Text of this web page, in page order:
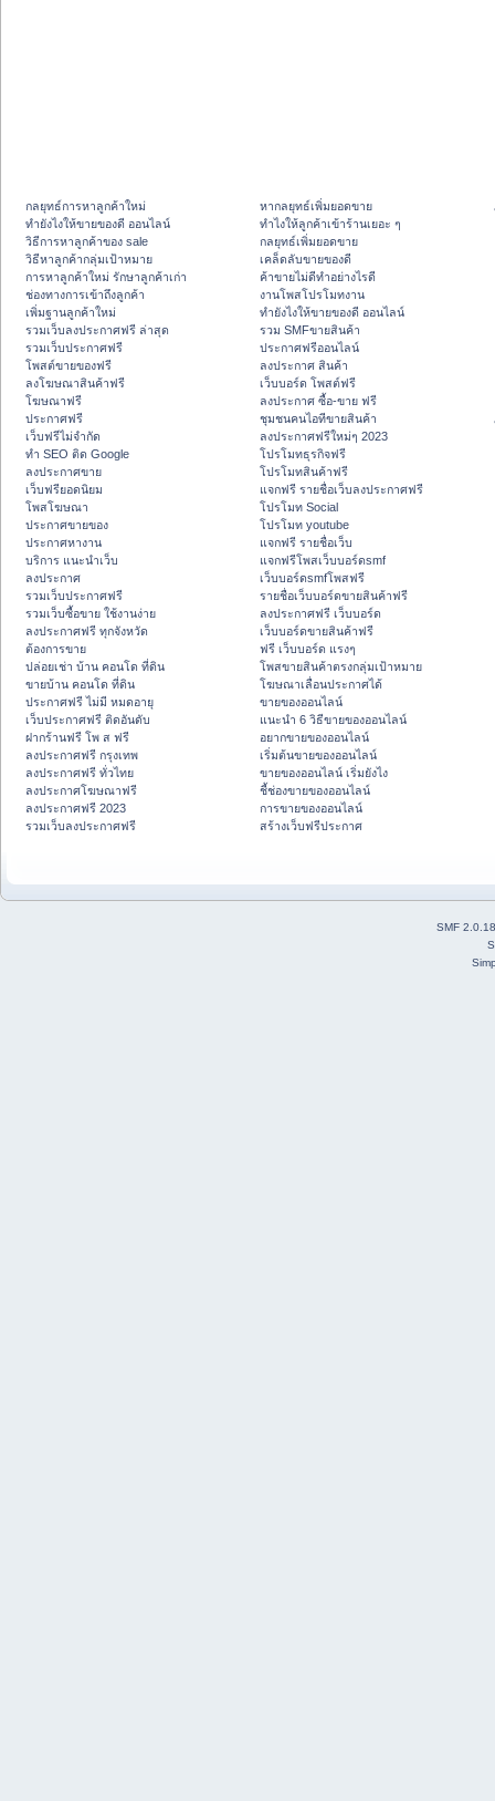
กลยุทธ์การหาลูกค้าใหม่
ทํายังไงให้ขายของดี ออนไลน์
วิธีการหาลูกค้าของ sale
วิธีหาลูกค้ากลุ่มเป้าหมาย
การหาลูกค้าใหม่ รักษาลูกค้าเก่า
ช่องทางการเข้าถึงลูกค้า
เพิ่มฐานลูกค้าใหม่
รวมเว็บลงประกาศฟรี ล่าสุด
รวมเว็บประกาศฟรี
โพสต์ขายของฟรี
ลงโฆษณาสินค้าฟรี
โฆษณาฟรี
ประกาศฟรี
เว็บฟรีไม่จำกัด
ทำ SEO ติด Google
ลงประกาศขาย
เว็บฟรียอดนิยม
โพสโฆษณา
ประกาศขายของ
ประกาศหางาน
บริการ แนะนำเว็บ
ลงประกาศ
รวมเว็บประกาศฟรี
รวมเว็บซื้อขาย ใช้งานง่าย
ลงประกาศฟรี ทุกจังหวัด
ต้องการขาย
ปล่อยเช่า บ้าน คอนโด ที่ดิน
ขายบ้าน คอนโด ที่ดิน
ประกาศฟรี ไม่มี หมดอายุ
เว็บประกาศฟรี ติดอันดับ
ฝากร้านฟรี โพ ส ฟรี
ลงประกาศฟรี กรุงเทพ
ลงประกาศฟรี ทั่วไทย
ลงประกาศโฆษณาฟรี
ลงประกาศฟรี 2023
รวมเว็บลงประกาศฟรี
หากลยุทธ์เพิ่มยอดขาย
ทําไงให้ลูกค้าเข้าร้านเยอะ ๆ
กลยุทธ์เพิ่มยอดขาย
เคล็ดลับขายของดี
ค้าขายไม่ดีทำอย่างไรดี
งานโพสโปรโมทงาน
ทํายังไงให้ขายของดี ออนไลน์
รวม SMFขายสินค้า
ประกาศฟรีออนไลน์
ลงประกาศ สินค้า
เว็บบอร์ด โพสต์ฟรี
ลงประกาศ ซื้อ-ขาย ฟรี
ชุมชนคนไอทีขายสินค้า
ลงประกาศฟรีใหม่ๆ 2023
โปรโมทธุรกิจฟรี
โปรโมทสินค้าฟรี
แจกฟรี รายชื่อเว็บลงประกาศฟรี
โปรโมท Social
โปรโมท youtube
แจกฟรี รายชื่อเว็บ
แจกฟรีโพสเว็บบอร์ดsmf
เว็บบอร์ดsmfโพสฟรี
รายชื่อเว็บบอร์ดขายสินค้าฟรี
ลงประกาศฟรี เว็บบอร์ด
เว็บบอร์ดขายสินค้าฟรี
ฟรี เว็บบอร์ด แรงๆ
โพสขายสินค้าตรงกลุ่มเป้าหมาย
โฆษณาเลื่อนประกาศได้
ขายของออนไลน์
แนะนำ 6 วิธีขายของออนไลน์
อยากขายของออนไลน์
เริ่มต้นขายของออนไลน์
ขายของออนไลน์ เริ่มยังไง
ชี้ช่องขายของออนไลน์
การขายของออนไลน์
สร้างเว็บฟรีประกาศ
SMF 2.0.18